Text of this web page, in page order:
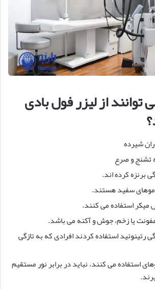
توانند از لیزر فول بادی
شیرده
تشنج و صرع
برنزه کرده اند.
موهای سفید هستند.
میکر استفاده می کنند.
یا زخم، جوش و آکنه می باشد.
رتینوئید استفاده کردند افرادی که به تازگی
استفاده می کنند، نباید در برابر نور مستقیم